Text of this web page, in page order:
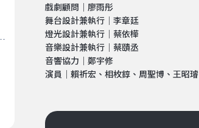
戲劇顧問｜廖雨彤
舞台設計兼執行｜李章廷
燈光設計兼執行｜蔡依樺
音樂設計兼執行｜蔡賾丞
音響協力｜鄭宇修
演員｜賴祈宏、相枚錞、周聖博、王昭璿